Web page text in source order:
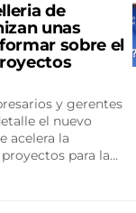
de
unas
sobre el
y gerentes
el nuevo
acelera la
para la…